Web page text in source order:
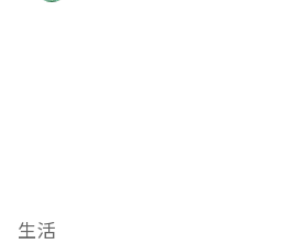
生活